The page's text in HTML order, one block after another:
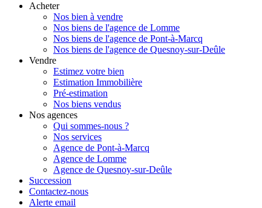
Acheter
Nos bien à vendre
Nos biens de l'agence de Lomme
Nos biens de l'agence de Pont-à-Marcq
Nos biens de l'agence de Quesnoy-sur-Deûle
Vendre
Estimez votre bien
Estimation Immobilière
Pré-estimation
Nos biens vendus
Nos agences
Qui sommes-nous ?
Nos services
Agence de Pont-à-Marcq
Agence de Lomme
Agence de Quesnoy-sur-Deûle
Succession
Contactez-nous
Alerte email